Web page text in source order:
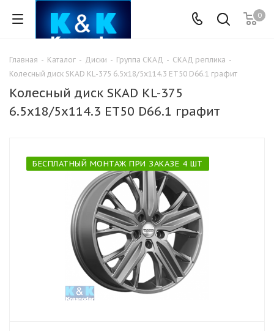
0
Главная - Каталог - Диски - Группа СКАД - СКАД реплика -
Колесный диск SKAD KL-375 6.5x18/5x114.3 ET50 D66.1 графит
Колесный диск SKAD KL-375
6.5x18/5x114.3 ET50 D66.1 графит
БЕСПЛАТНЫЙ МОНТАЖ ПРИ ЗАКАЗЕ 4 ШТ